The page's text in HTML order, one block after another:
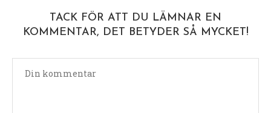
TACK FÖR ATT DU LÄMNAR EN
KOMMENTAR, DET BETYDER SÅ MYCKET!